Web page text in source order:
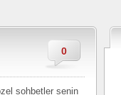
0
sohbetler senin